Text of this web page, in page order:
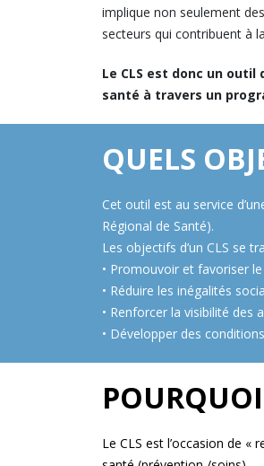
implique non seulement
secteurs qui contribuent à
Le CLS est donc un
santé à travers un
QUELS
Cet outil est au service
Régional de Santé).
Les objectifs d’un CLS se
• Promouvoir et favoriser
• Réduire les inégalités
• Renforcer la visibilité des
• Développer des
Le CLS est l’occasion de